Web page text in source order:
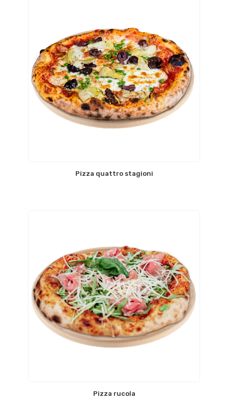
Pizza quattro stagioni
Pizza rucola